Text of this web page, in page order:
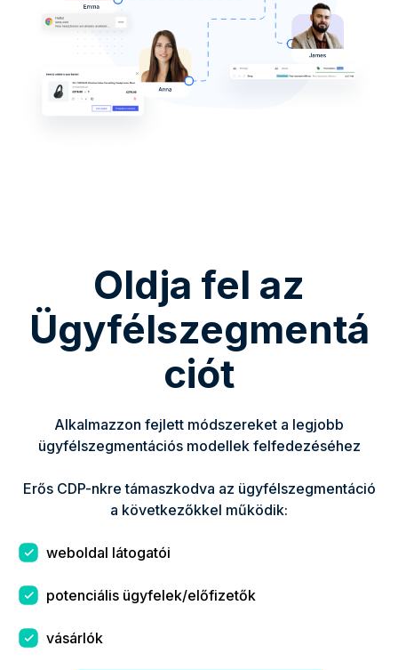
Oldja fel az
Ügyfélszegmentá
ciót
Alkalmazzon fejlett módszereket a legjobb
ügyfélszegmentációs modellek felfedezéséhez
Erős CDP-nkre támaszkodva az ügyfélszegmentáció
a következőkkel működik:
weboldal látogatói
potenciális ügyfelek/előfizetők
vásárlók